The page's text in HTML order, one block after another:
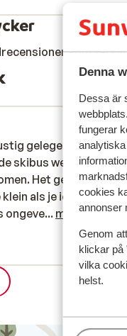
Denna
Dessa är
fungerar
cookies
annonser
Genom
klickar på
vilka
helst.
som
8
gelegen. Het is
skibus welke je
Het gebied dat
als je iets
ongeveer 25 minuten
gelegen. Het is
skibus welke je
Het gebied dat
als je iets
ongeve... mer